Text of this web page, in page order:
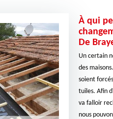
À qui
De
Un certain
des
soient
tuiles. Afin
va falloir
nous